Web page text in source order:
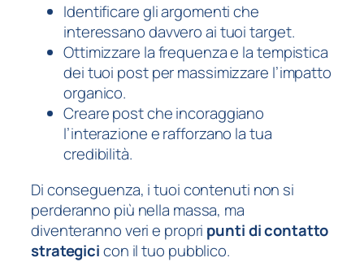
Identificare gli argomenti che
interessano davvero ai tuoi target.
Ottimizzare la frequenza e la tempistica
dei tuoi post per massimizzare l’impatto
organico.
Creare post che incoraggiano
l’interazione e rafforzano la tua
credibilità.
Di conseguenza, i tuoi contenuti non si
perderanno più nella massa, ma
diventeranno veri e propri punti di contatto
strategicicon il tuo pubblico.